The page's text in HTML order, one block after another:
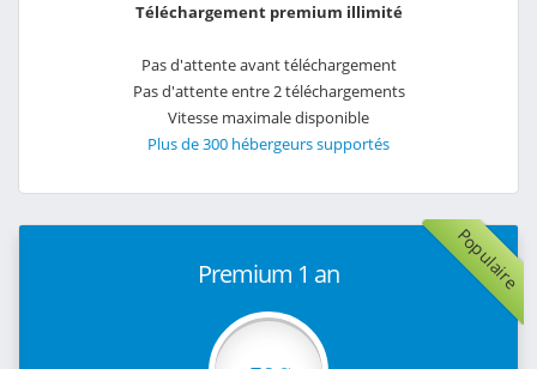
Téléchargement premium illimité
Pas d'attente avant téléchargement
Pas d'attente entre 2 téléchargements
Vitesse maximale disponible
Plus de 300 hébergeurs supportés
Populaire
Premium 1 an